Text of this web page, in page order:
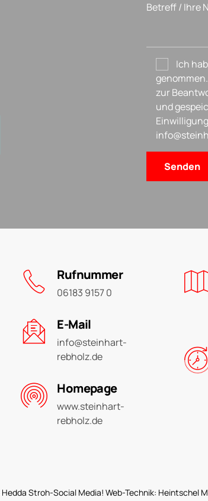
Betreff / Ihre
Ich
zur
und
Rufnummer
06183 9157 0
E-Mail
info@steinhart-
rebholz.de
Homepage
www.steinhart-
rebholz.de
Hedda Stroh-Social Media! Web-Technik: Heintschel